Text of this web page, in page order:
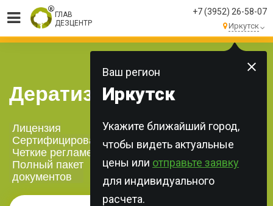
ГЛАВ
ДЕЗЦЕНТР
+7 (3952) 26-58-07
Иркутск
Ваш регион
Иркутск
Укажите ближайший город,
чтобы видеть актуальные
цены или отправьте заявку
для индивидуального
расчета.
МЫ ВЫПОЛНЯЕМБОЛЕЕ 250 ЗАКАЗОВ
КАЖДЫЙ ДЕНЬ!
Дератизация складов
Лицензия
Сертифицированная химия
Четкие регламенты
Полный пакет
документов